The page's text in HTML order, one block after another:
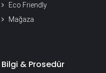
Eco Friendly
Mağaza
Bilgi & Prosedür